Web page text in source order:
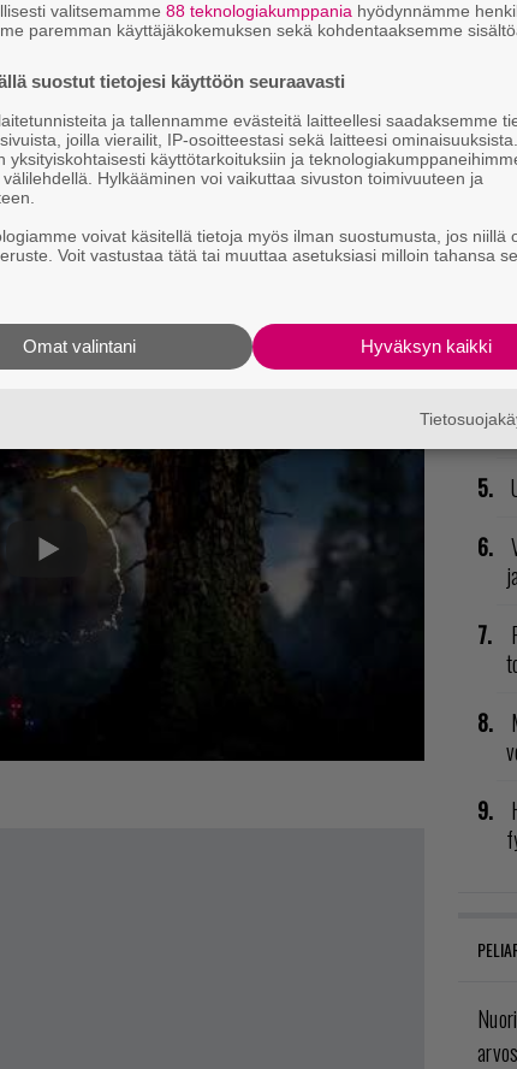
valitsemamme 88 teknologiakumppania hyödynnämme
paremman käyttäjäkokemuksen sekä kohdentaaksemme
suostut tietojesi käyttöön seuraavasti
ja tallennamme evästeitä laitteellesi saadaksemme
joilla vierailit, IP-osoitteestasi sekä laitteesi
yksityiskohtaisesti käyttötarkoituksiin ja
Hylkääminen voi vaikuttaa sivuston toimivuuteen ja
voivat käsitellä tietoja myös ilman suostumusta, jos niillä
Voit vastustaa tätä tai muuttaa asetuksiasi milloin tahansa
Hyväksyn kaikki
Omat valintani